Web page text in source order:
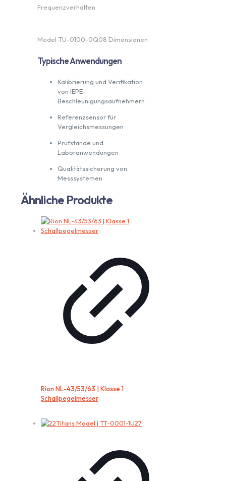
Frequenzverhalten
Model TU-0100-0Q08 Dimensionen
Typische Anwendungen
Kalibrierung und Verifikation
von IEPE-
Beschleunigungsaufnehmern
Referenzsensor für
Vergleichsmessungen
Prüfstände und
Laboranwendungen
Qualitätssicherung von
Messsystemen
Ähnliche Produkte
Rion NL-43/53/63 | Klasse 1
Schallpegelmesser